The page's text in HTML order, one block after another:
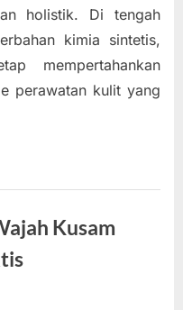
holistik. Di tengah
kimia sintetis,
mempertahankan
perawatan kulit yang
Kusam